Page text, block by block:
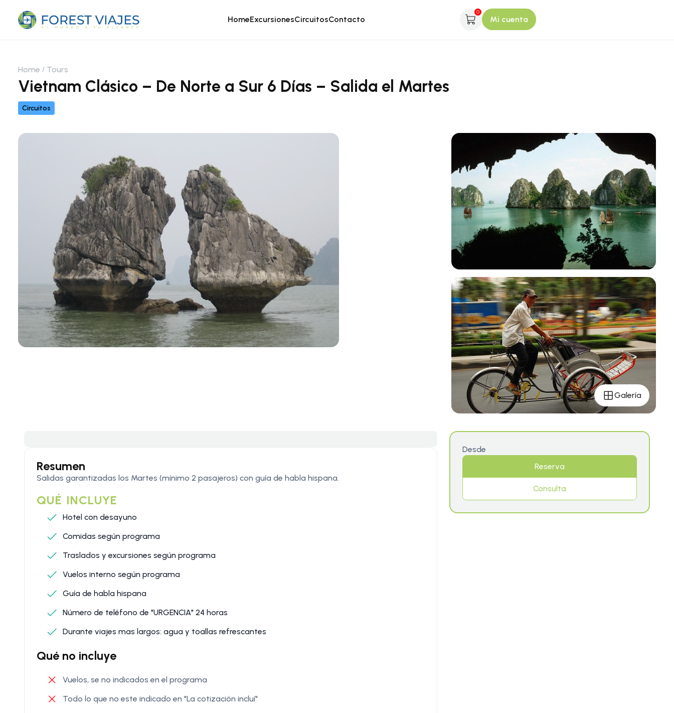
HomeExcursionesCircuitosContacto
0
Mi cuenta
Home Tours
Vietnam Clásico – De Norte a Sur 6 Días – Salida el Martes
Circuitos
Galería
Resumen
Salidas garantizadas los Martes (mínimo 2 pasajeros) con guía de habla hispana.
QUÉ INCLUYE
Hotel con desayuno
Comidas según programa
Traslados y excursiones según programa
Vuelos interno según programa
Guía de habla hispana
Número de teléfono de "URGENCIA" 24 horas
Durante viajes mas largos: agua y toallas refrescantes
Qué no incluye
Vuelos, se no indicados en el programa
Todo lo que no este indicado en "La cotización incluí"
Desde
Reserva
Consulta